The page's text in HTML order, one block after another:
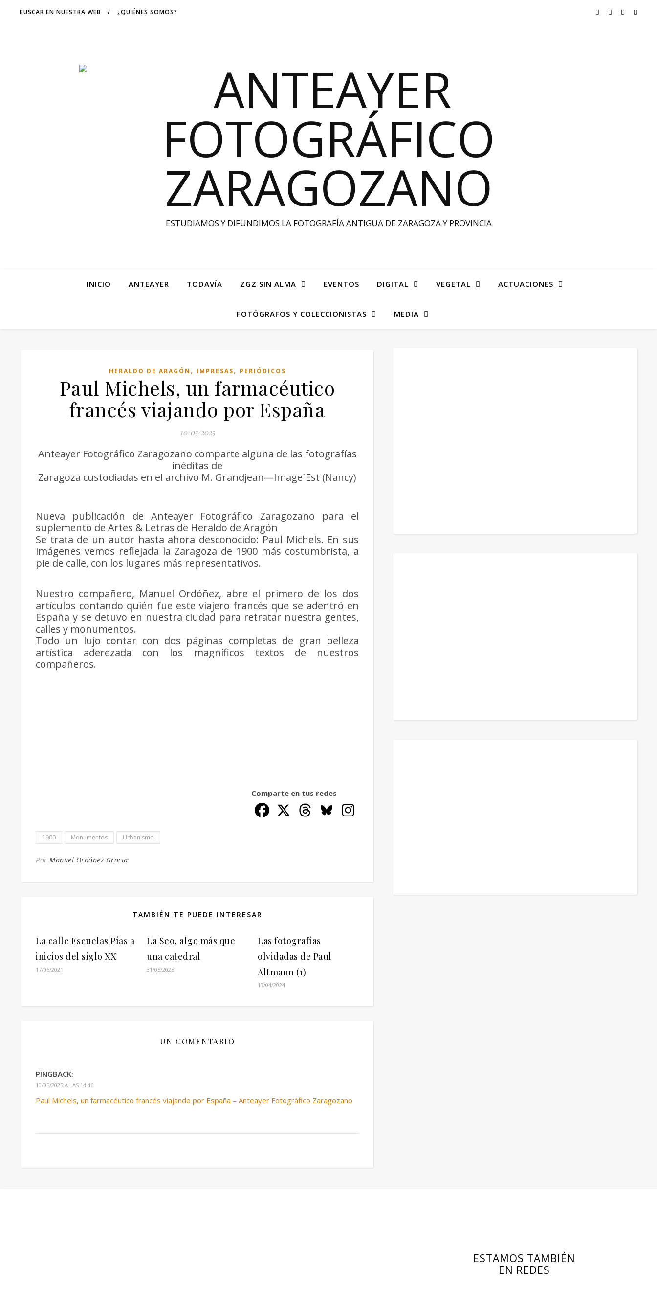
BUSCAR EN NUESTRA WEB / ¿QUIÉNES SOMOS?
ESTUDIAMOS Y DIFUNDIMOS LA FOTOGRAFÍA ANTIGUA DE ZARAGOZA Y PROVINCIA
INICIO ANTEAYER TODAVÍA ZGZ SIN ALMA EVENTOS DIGITAL VEGETAL ACTUACIONES
FOTÓGRAFOS Y COLECCIONISTAS MEDIA
HERALDO DE ARAGÓN , IMPRESAS, PERIÓDICOS
Paul Michels, un farmacéutico
francés viajando por España
10/05/2025
Anteayer Fotográfico Zaragozano comparte alguna de las fotografías
inéditas de
Zaragoza custodiadas en el archivo M. Grandjean—Image´Est (Nancy)
Nueva publicación de Anteayer Fotográfico Zaragozano para el
suplemento de Artes & Letras de Heraldo de Aragón
Se trata de un autor hasta ahora desconocido: Paul Michels. En sus
imágenes vemos reflejada la Zaragoza de 1900 más costumbrista, a
pie de calle, con los lugares más representativos.
Nuestro compañero, Manuel Ordóñez, abre el primero de los dos
artículos contando quién fue este viajero francés que se adentró en
España y se detuvo en nuestra ciudad para retratar nuestra gentes,
calles y monumentos.
Todo un lujo contar con dos páginas completas de gran belleza
artística aderezada con los magníficos textos de nuestros
compañeros.
Comparte en tus redes
1900 Monumentos Urbanismo
Por Manuel Ordóñez Gracia
TAMBIÉN TE PUEDE INTERESAR
La calle Escuelas Pías a
inicios del siglo XX
17/06/2021
La Seo, algo más que
una catedral
31/05/2025
Las fotografías
olvidadas de Paul
Altmann (1)
13/04/2024
UN COMENTARIO
PINGBACK:
10/05/2025 A LAS 14:46
Paul Michels, un farmacéutico francés viajando por España – Anteayer Fotográfico Zaragozano
ESTAMOS TAMBIÉN
EN REDES